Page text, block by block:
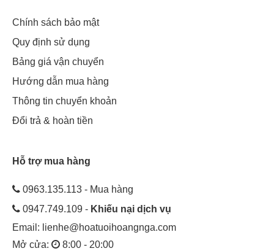
Chính sách bảo mật
Quy định sử dụng
Bảng giá vận chuyển
Hướng dẫn mua hàng
Thông tin chuyển khoản
Đổi trả & hoàn tiền
Hỗ trợ mua hàng
0963.135.113 - Mua hàng
0947.749.109 - Khiếu nại dịch vụ
Email: lienhe@hoatuoihoangnga.com
Mở cửa:
8:00 - 20:00